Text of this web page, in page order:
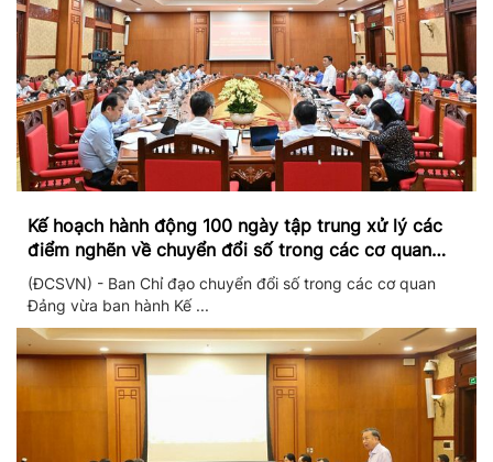
Kế hoạch hành động 100 ngày tập trung xử lý các
điểm nghẽn về chuyển đổi số trong các cơ quan
Đảng
(ĐCSVN) - Ban Chỉ đạo chuyển đổi số trong các cơ quan
Đảng vừa ban hành Kế ...